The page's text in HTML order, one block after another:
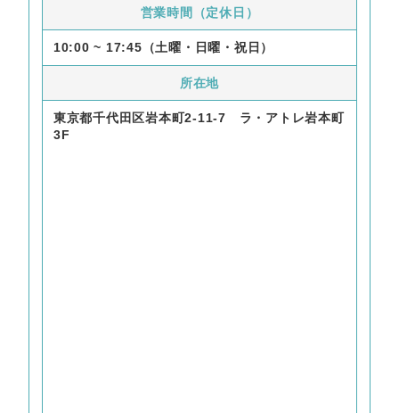
営業時間（定休日）
10:00 ~ 17:45（土曜・日曜・祝日）
所在地
東京都千代田区岩本町2-11-7 ラ・アトレ岩本町
3F